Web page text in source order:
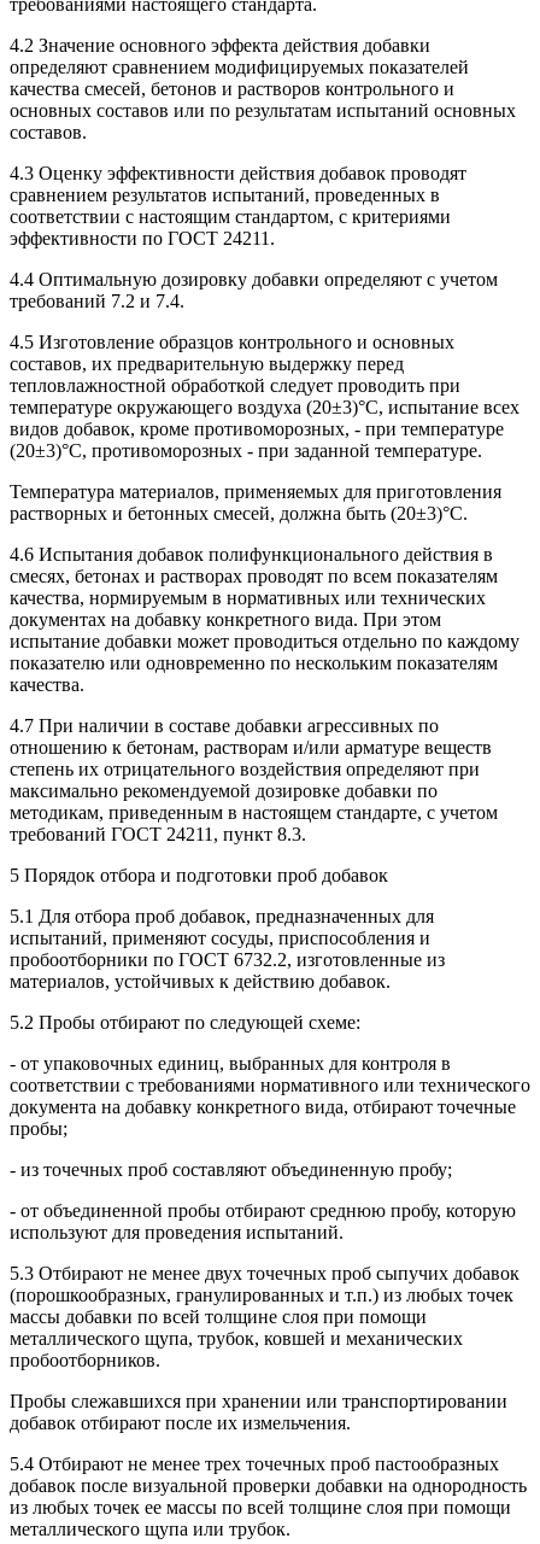
4.2 Значение основного эффекта действия добавки
определяют сравнением модифицируемых показателей
качества смесей, бетонов и растворов контрольного и
основных составов или по результатам испытаний основных
составов.
4.3 Оценку эффективности действия добавок проводят
сравнением результатов испытаний, проведенных в
соответствии с настоящим стандартом, с критериями
эффективности по ГОСТ 24211.
4.4 Оптимальную дозировку добавки определяют с учетом
требований 7.2 и 7.4.
4.5 Изготовление образцов контрольного и основных
составов, их предварительную выдержку перед
тепловлажностной обработкой следует проводить при
температуре окружающего воздуха (20±3)°С, испытание всех
видов добавок, кроме противоморозных, - при температуре
(20±3)°С, противоморозных - при заданной температуре.
Температура материалов, применяемых для приготовления
растворных и бетонных смесей, должна быть (20±3)°С.
4.6 Испытания добавок полифункционального действия в
смесях, бетонах и растворах проводят по всем показателям
качества, нормируемым в нормативных или технических
документах на добавку конкретного вида. При этом
испытание добавки может проводиться отдельно по каждому
показателю или одновременно по нескольким показателям
качества.
4.7 При наличии в составе добавки агрессивных по
отношению к бетонам, растворам и/или арматуре веществ
степень их отрицательного воздействия определяют при
максимально рекомендуемой дозировке добавки по
методикам, приведенным в настоящем стандарте, с учетом
требований ГОСТ 24211, пункт 8.3.
5 Порядок отбора и подготовки проб добавок
5.1 Для отбора проб добавок, предназначенных для
испытаний, применяют сосуды, приспособления и
пробоотборники по ГОСТ 6732.2, изготовленные из
материалов, устойчивых к действию добавок.
5.2 Пробы отбирают по следующей схеме:
- от упаковочных единиц, выбранных для контроля в
соответствии с требованиями нормативного или технического
документа на добавку конкретного вида, отбирают точечные
пробы;
- из точечных проб составляют объединенную пробу;
- от объединенной пробы отбирают среднюю пробу, которую
используют для проведения испытаний.
5.3 Отбирают не менее двух точечных проб сыпучих добавок
(порошкообразных, гранулированных и т.п.) из любых точек
массы добавки по всей толщине слоя при помощи
металлического щупа, трубок, ковшей и механических
пробоотборников.
Пробы слежавшихся при хранении или транспортировании
добавок отбирают после их измельчения.
5.4 Отбирают не менее трех точечных проб пастообразных
добавок после визуальной проверки добавки на однородность
из любых точек ее массы по всей толщине слоя при помощи
металлического щупа или трубок.